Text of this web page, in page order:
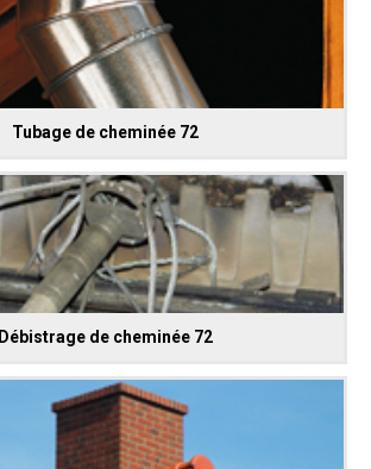
Tubage de cheminée 72
Débistrage de cheminée 72